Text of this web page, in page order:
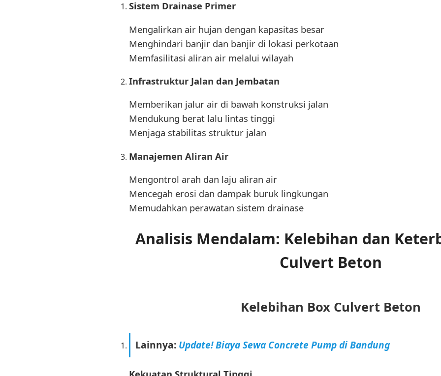
Sistem Drainase Primer
Mengalirkan air hujan dengan kapasitas besar
Menghindari banjir dan banjir di lokasi perkotaan
Memfasilitasi aliran air melalui wilayah
Infrastruktur Jalan dan Jembatan
Memberikan jalur air di bawah konstruksi jalan
Mendukung berat lalu lintas tinggi
Menjaga stabilitas struktur jalan
Manajemen Aliran Air
Mengontrol arah dan laju aliran air
Mencegah erosi dan dampak buruk lingkungan
Memudahkan perawatan sistem drainase
Analisis Mendalam: Kelebihan dan
Culvert Beton
Kelebihan Box Culvert Beton
Lainnya: Update! Biaya Sewa Concrete Pump di Bandung